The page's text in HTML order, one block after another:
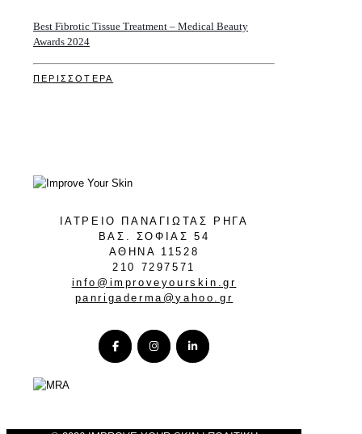
Best Fibrotic Tissue Treatment – Medical Beauty
Awards 2024
ΠΕΡΙΣΣΟΤΕΡΑ
ΙΑΤΡΕΙΟ ΠΑΝΑΓΙΩΤΑΣ ΡΗΓΑ
ΒΑΣ. ΣΟΦΙΑΣ 54
ΑΘΗΝΑ 11528
210 7297571
info@improveyourskin.gr
panrigaderma@yahoo.gr